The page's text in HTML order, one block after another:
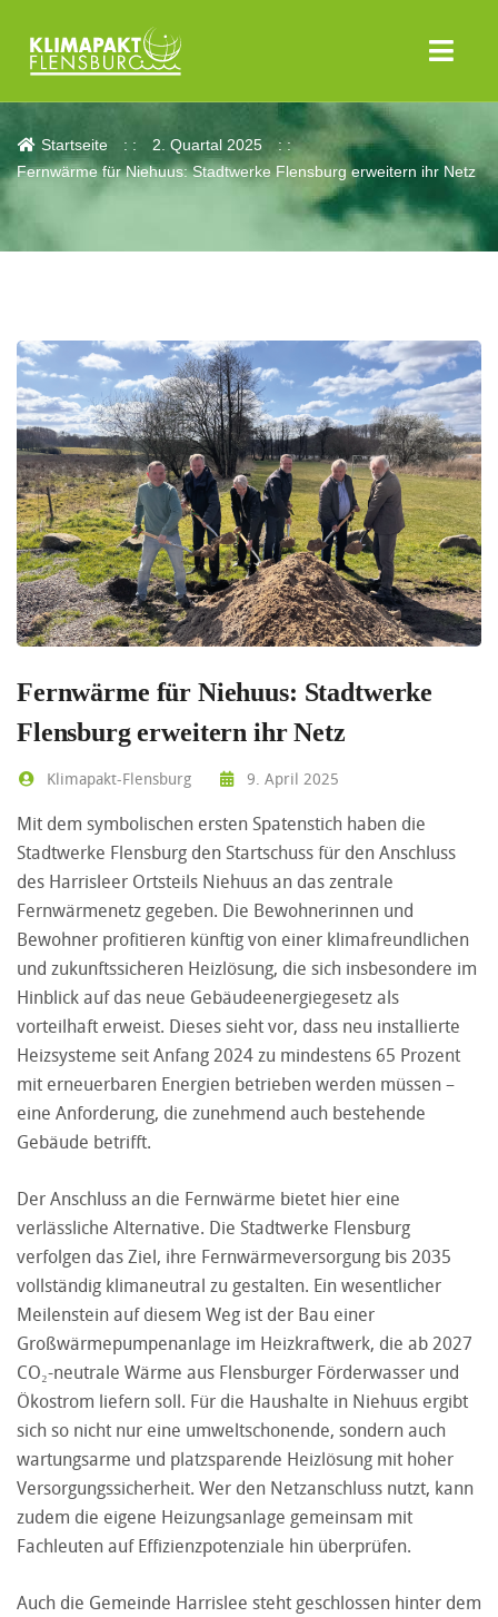
Aktuelles
Startseite
2. Quartal 2025
Fernwärme für Niehuus: Stadtwerke Flensburg erweitern ihr Netz
Fernwärme für Niehuus: Stadtwerke
Flensburg erweitern ihr Netz
Klimapakt-Flensburg 9. April 2025
Mit dem symbolischen ersten Spatenstich haben die
Stadtwerke Flensburg den Startschuss für den Anschluss
des Harrisleer Ortsteils Niehuus an das zentrale
Fernwärmenetz gegeben. Die Bewohnerinnen und
Bewohner profitieren künftig von einer klimafreundlichen
und zukunftssicheren Heizlösung, die sich insbesondere im
Hinblick auf das neue Gebäudeenergiegesetz als
vorteilhaft erweist. Dieses sieht vor, dass neu installierte
Heizsysteme seit Anfang 2024 zu mindestens 65 Prozent
mit erneuerbaren Energien betrieben werden müssen –
eine Anforderung, die zunehmend auch bestehende
Gebäude betrifft.
Der Anschluss an die Fernwärme bietet hier eine
verlässliche Alternative. Die Stadtwerke Flensburg
verfolgen das Ziel, ihre Fernwärmeversorgung bis 2035
vollständig klimaneutral zu gestalten. Ein wesentlicher
Meilenstein auf diesem Weg ist der Bau einer
Großwärmepumpenanlage im Heizkraftwerk, die ab 2027
CO₂-neutrale Wärme aus Flensburger Förderwasser und
Ökostrom liefern soll. Für die Haushalte in Niehuus ergibt
sich so nicht nur eine umweltschonende, sondern auch
wartungsarme und platzsparende Heizlösung mit hoher
Versorgungssicherheit. Wer den Netzanschluss nutzt, kann
zudem die eigene Heizungsanlage gemeinsam mit
Fachleuten auf Effizienzpotenziale hin überprüfen.
Auch die Gemeinde Harrislee steht geschlossen hinter dem